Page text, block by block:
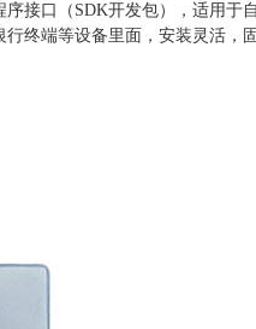
接口（SDK开发包），适用于
终端等设备里面，安装灵活，固